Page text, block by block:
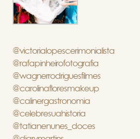
@victorialopescerimonialista
@rafapinheirofotografia
@wagnerrodriguesfilmes
@carolinafloresmakeup
@calinergastronomia
@celebresuahistoria
@tatianenunes_doces